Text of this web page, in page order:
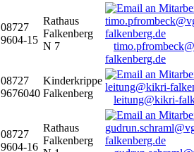
08727
9604-15
Rathaus
Falkenberg
N 7
falkenberg.de
08727
9676040
Kinderkrippe
Falkenberg
leitung@kikri-
08727
9604-16
Rathaus
Falkenberg